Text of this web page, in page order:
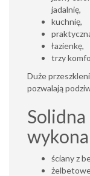
jadalnię,
kuchnię,
łazienkę,
trzy
Duże
pozwalają
ściany z